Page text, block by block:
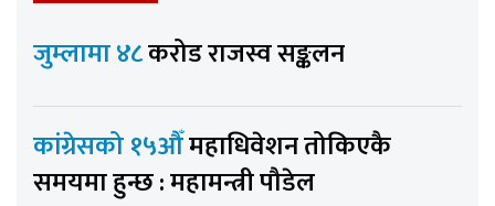
जुम्लामा ४८करोड राजस्व सङ्कलन
कांग्रेसको १५औँमहाधिवेशन तोकिएकै
समयमा हुन्छ : महामन्त्री पौडेल